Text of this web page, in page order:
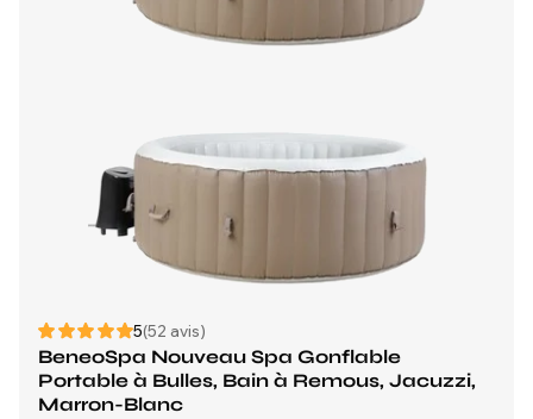
5(52 avis)
BeneoSpa Nouveau Spa Gonflable
Portable à Bulles, Bain à Remous, Jacuzzi,
Marron-Blanc